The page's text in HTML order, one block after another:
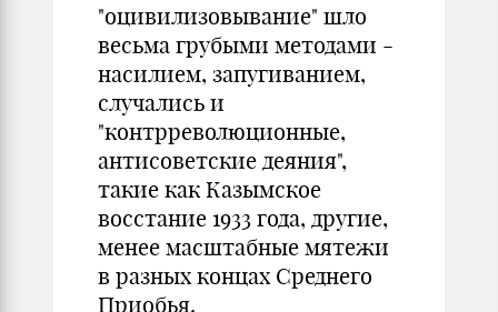
"оцивилизовывание" шло
весьма грубыми методами -
насилием, запугиванием,
случались и
"контрреволюционные,
антисоветские деяния",
такие как Казымское
восстание 1933 года, другие,
менее масштабные мятежи
в разных концах Среднего
Приобья.